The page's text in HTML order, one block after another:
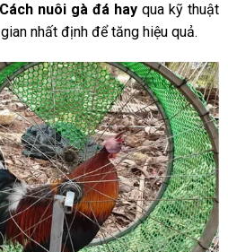
Cách nuôi gà đá hay qua kỹ thuật
nhất định để tăng hiệu quả.